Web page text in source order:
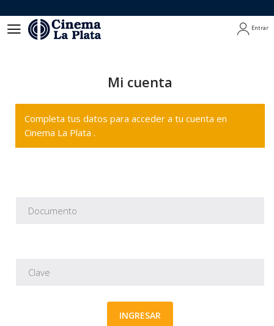
Entrar
Mi cuenta
Completa tus datos para acceder a tu cuenta en
Cinema La Plata .
INGRESAR